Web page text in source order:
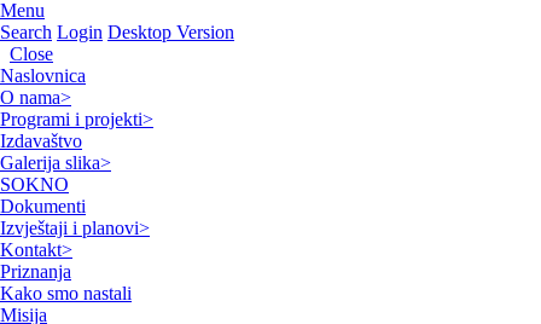
Menu
Search Login Desktop Version
Close
Naslovnica
O nama>
Programi i projekti>
Izdavaštvo
Galerija slika>
SOKNO
Dokumenti
Izvještaji i planovi>
Kontakt>
Priznanja
Kako smo nastali
Misija